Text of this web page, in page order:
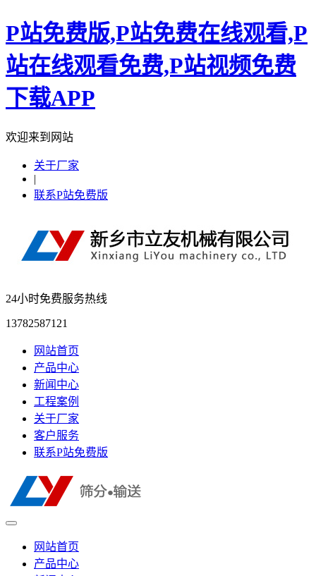
P站免费版,P站免费在线观看,P
站在线观看免费,P站视频免费
下载APP
欢迎来到网站
关于厂家
|
联系P站免费版
24小时免费服务热线
13782587121
网站首页
产品中心
新闻中心
工程案例
关于厂家
客户服务
联系P站免费版
网站首页
产品中心